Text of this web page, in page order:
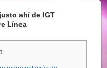
ahí de IGT
Línea